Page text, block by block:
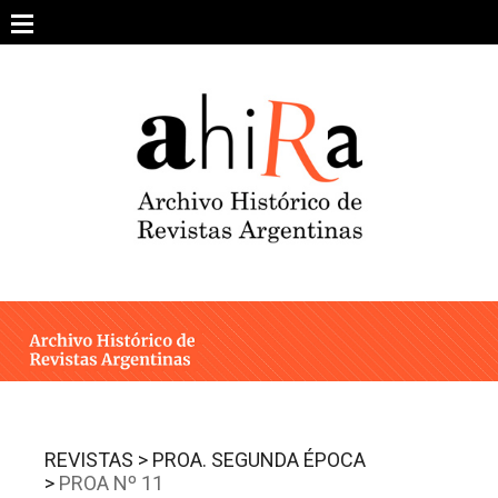
content
ARCHIVO DE REVISTAS
ESTUDIOS CRÍTICOS
INTEGRANTES
CONTACTO
REVISTAS > PROA. SEGUNDA ÉPOCA
> PROA Nº 11